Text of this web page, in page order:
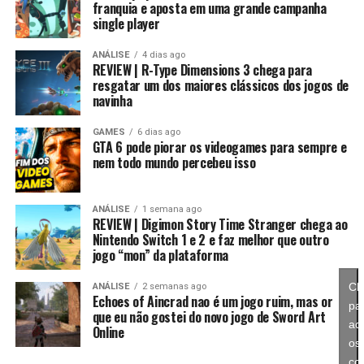
Clique para aceitar os cookies marketing e
ativar este conteúdo
franquia e aposta em uma grande campanha
single player
ANÁLISE 4 dias ago
REVIEW | R-Type Dimensions 3 chega para
resgatar um dos maiores clássicos dos jogos de
navinha
GAMES 6 dias ago
GTA 6 pode piorar os videogames para sempre e
nem todo mundo percebeu isso
ANÁLISE 1 semana ago
REVIEW | Digimon Story Time Stranger chega ao
Nintendo Switch 1 e 2 e faz melhor que outro
jogo “mon” da plataforma
ANÁLISE 2 semanas ago
Echoes of Aincrad nao é um jogo ruim, mas or
que eu não gostei do novo jogo de Sword Art
Online
os